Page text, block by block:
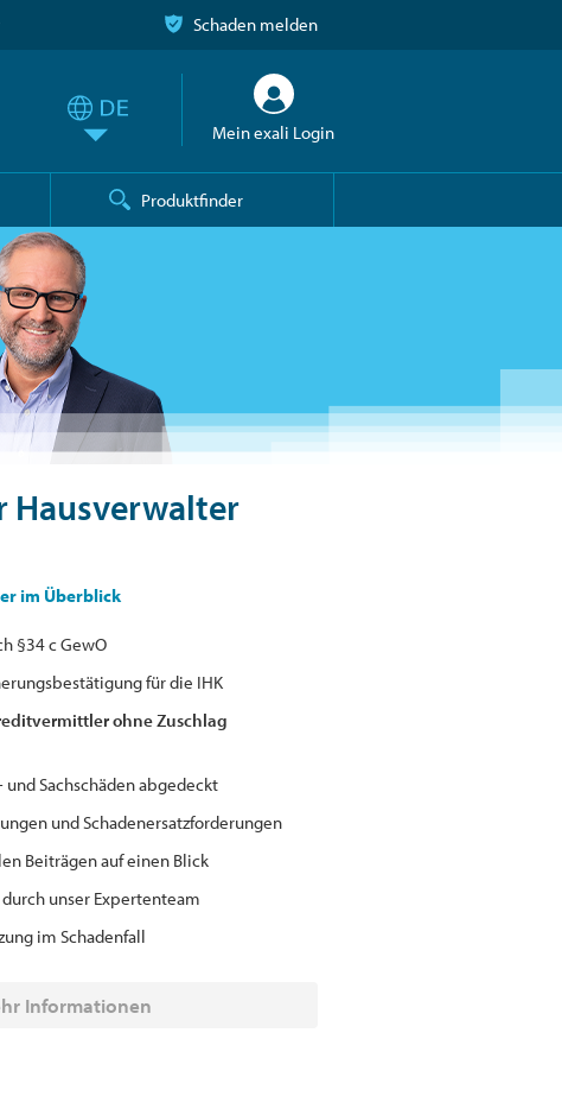
Schaden melden
Mein exali Login
Produktfinder
Hausverwalter
im Überblick
§34 c GewO
für die IHK
ohne Zuschlag
Sachschäden abgedeckt
und Schadenersatzforderungen
Beiträgen auf einen Blick
unser Expertenteam
im Schadenfall
Informationen